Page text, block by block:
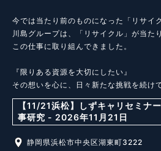
今では当たり前のものになった「リサイ
川島グループは、「リサイクル」が当た
この仕事に取り組んできました。
『限りある資源を大切にしたい』
その想いを心に、日々新たな挑戦を続け
【11/21浜松】しずキャリセミナ
事研究 - 2026年11月21日
静岡県浜松市中央区湖東町3222